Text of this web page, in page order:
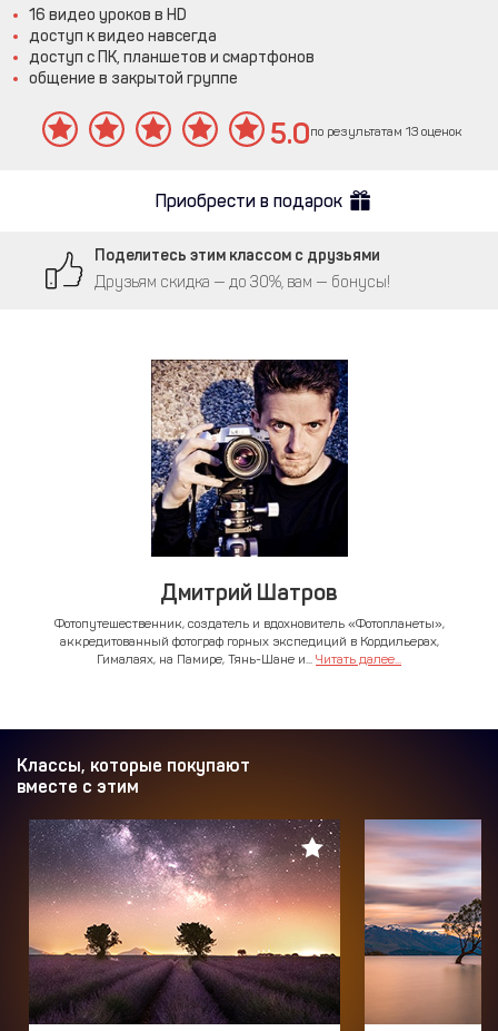
16 видео уроков в HD
доступ к видео навсегда
доступ с ПК, планшетов и смартфонов
общение в закрытой группе
5.0по результатам 13 оценок
Приобрести в подарок
Поделитесь этим классом с друзьями
Друзьям скидка — до 30%, вам — бонусы!
Дмитрий Шатров
Фотопутешественник, создатель и вдохновитель «Фотопланеты»,
аккредитованный фотограф горных экспедиций в Кордильерах,
Гималаях, на Памире, Тянь-Шане и... Читать далее...
Классы, которые покупают
вместе с этим